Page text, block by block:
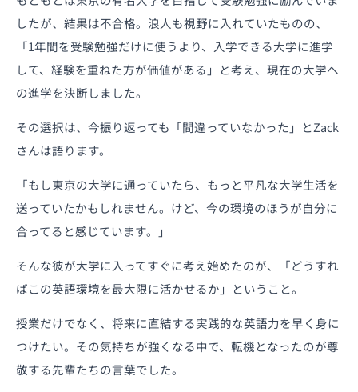
したが、結果は不合格。浪人も視野に入れていたものの、
「1年間を受験勉強だけに使うより、入学できる大学に進学
して、経験を重ねた方が価値がある」と考え、現在の大学へ
の進学を決断しました。
その選択は、今振り返っても「間違っていなかった」とZack
さんは語ります。
「もし東京の大学に通っていたら、もっと平凡な大学生活を
送っていたかもしれません。けど、今の環境のほうが自分に
合ってると感じています。」
そんな彼が大学に入ってすぐに考え始めたのが、「どうすれ
ばこの英語環境を最大限に活かせるか」ということ。
授業だけでなく、将来に直結する実践的な英語力を早く身に
つけたい。その気持ちが強くなる中で、転機となったのが尊
敬する先輩たちの言葉でした。